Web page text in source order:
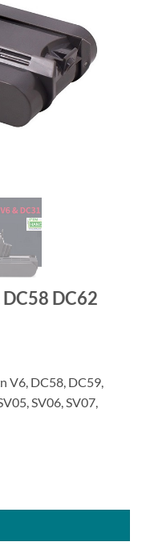
DC62
V6, DC58, DC59,
SV06, SV07,